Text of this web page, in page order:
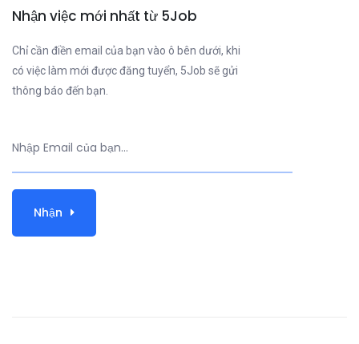
Nhận việc mới nhất từ 5Job
Chỉ cần điền email của bạn vào ô bên dưới, khi
có việc làm mới được đăng tuyển, 5Job sẽ gửi
thông báo đến bạn.
Nhận